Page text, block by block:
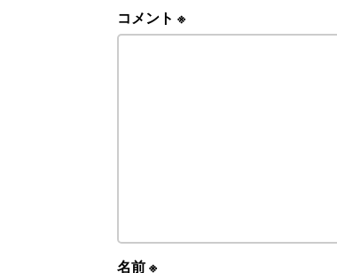
コメント ※
名前※